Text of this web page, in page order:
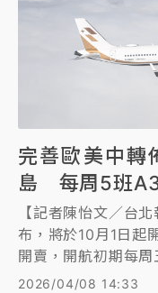
完善歐美中轉
島 每周5班
【記者陳怡文／台
布，將於10月1日起
開賣，開航初期每
A321neo執飛，星
2026/04/08 14:33